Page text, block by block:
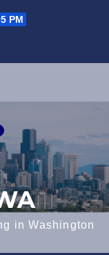
PM
in Washington